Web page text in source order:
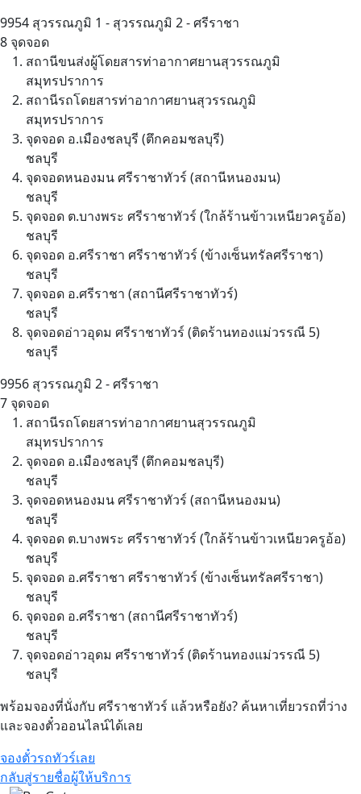
9954 สุวรรณภูมิ 1 - สุวรรณภูมิ 2 - ศรีราชา
8 จุดจอด
สถานีขนส่งผู้โดยสารท่าอากาศยานสุวรรณภูมิ
สมุทรปราการ
สถานีรถโดยสารท่าอากาศยานสุวรรณภูมิ
สมุทรปราการ
จุดจอด อ.เมืองชลบุรี (ตึกคอมชลบุรี)
ชลบุรี
จุดจอดหนองมน ศรีราชาทัวร์ (สถานีหนองมน)
ชลบุรี
จุดจอด ต.บางพระ ศรีราชาทัวร์ (ใกล้ร้านข้าวเหนียวครูอ้อ)
ชลบุรี
จุดจอด อ.ศรีราชา ศรีราชาทัวร์ (ข้างเซ็นทรัลศรีราชา)
ชลบุรี
จุดจอด อ.ศรีราชา (สถานีศรีราชาทัวร์)
ชลบุรี
จุดจอดอ่าวอุดม ศรีราชาทัวร์ (ติดร้านทองแม่วรรณี 5)
ชลบุรี
9956 สุวรรณภูมิ 2 - ศรีราชา
7 จุดจอด
สถานีรถโดยสารท่าอากาศยานสุวรรณภูมิ
สมุทรปราการ
จุดจอด อ.เมืองชลบุรี (ตึกคอมชลบุรี)
ชลบุรี
จุดจอดหนองมน ศรีราชาทัวร์ (สถานีหนองมน)
ชลบุรี
จุดจอด ต.บางพระ ศรีราชาทัวร์ (ใกล้ร้านข้าวเหนียวครูอ้อ)
ชลบุรี
จุดจอด อ.ศรีราชา ศรีราชาทัวร์ (ข้างเซ็นทรัลศรีราชา)
ชลบุรี
จุดจอด อ.ศรีราชา (สถานีศรีราชาทัวร์)
ชลบุรี
จุดจอดอ่าวอุดม ศรีราชาทัวร์ (ติดร้านทองแม่วรรณี 5)
ชลบุรี
พร้อมจองที่นั่งกับ ศรีราชาทัวร์ แล้วหรือยัง? ค้นหาเที่ยวรถที่ว่าง
และจองตั๋วออนไลน์ได้เลย
จองตั๋วรถทัวร์เลย
กลับสู่รายชื่อผู้ให้บริการ